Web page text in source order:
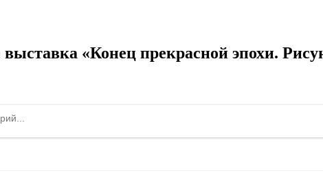
«Конец прекрасной эпохи.